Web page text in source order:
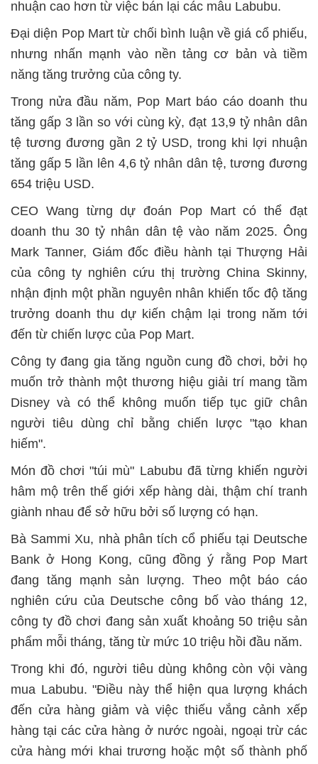
nhuận cao hơn từ việc bán lại các mẫu Labubu.
Đại diện Pop Mart từ chối bình luận về giá cổ phiếu,
nhưng nhấn mạnh vào nền tảng cơ bản và tiềm
năng tăng trưởng của công ty.
Trong nửa đầu năm, Pop Mart báo cáo doanh thu
tăng gấp 3 lần so với cùng kỳ, đạt 13,9 tỷ nhân dân
tệ tương đương gần 2 tỷ USD, trong khi lợi nhuận
tăng gấp 5 lần lên 4,6 tỷ nhân dân tệ, tương đương
654 triệu USD.
CEO Wang từng dự đoán Pop Mart có thể đạt
doanh thu 30 tỷ nhân dân tệ vào năm 2025. Ông
Mark Tanner, Giám đốc điều hành tại Thượng Hải
của công ty nghiên cứu thị trường China Skinny,
nhận định một phần nguyên nhân khiến tốc độ tăng
trưởng doanh thu dự kiến chậm lại trong năm tới
đến từ chiến lược của Pop Mart.
Công ty đang gia tăng nguồn cung đồ chơi, bởi họ
muốn trở thành một thương hiệu giải trí mang tầm
Disney và có thể không muốn tiếp tục giữ chân
người tiêu dùng chỉ bằng chiến lược "tạo khan
hiếm".
Món đồ chơi "túi mù" Labubu đã từng khiến người
hâm mộ trên thế giới xếp hàng dài, thậm chí tranh
giành nhau để sở hữu bởi số lượng có hạn.
Bà Sammi Xu, nhà phân tích cổ phiếu tại Deutsche
Bank ở Hong Kong, cũng đồng ý rằng Pop Mart
đang tăng mạnh sản lượng. Theo một báo cáo
nghiên cứu của Deutsche công bố vào tháng 12,
công ty đồ chơi đang sản xuất khoảng 50 triệu sản
phẩm mỗi tháng, tăng từ mức 10 triệu hồi đầu năm.
Trong khi đó, người tiêu dùng không còn vội vàng
mua Labubu. "Điều này thể hiện qua lượng khách
đến cửa hàng giảm và việc thiếu vắng cảnh xếp
hàng tại các cửa hàng ở nước ngoài, ngoại trừ các
cửa hàng mới khai trương hoặc một số thành phố